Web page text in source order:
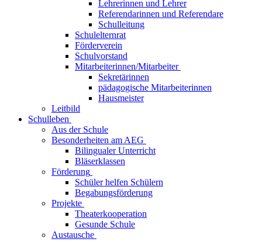
Lehrerinnen und Lehrer
Referendarinnen und Referendare
Schulleitung
Schulelternrat
Förderverein
Schulvorstand
Mitarbeiterinnen/Mitarbeiter
Sekretärinnen
pädagogische Mitarbeiterinnen
Hausmeister
Leitbild
Schulleben
Aus der Schule
Besonderheiten am AEG
Bilingualer Unterricht
Bläserklassen
Förderung
Schüler helfen Schülern
Begabungsförderung
Projekte
Theaterkooperation
Gesunde Schule
Austausche